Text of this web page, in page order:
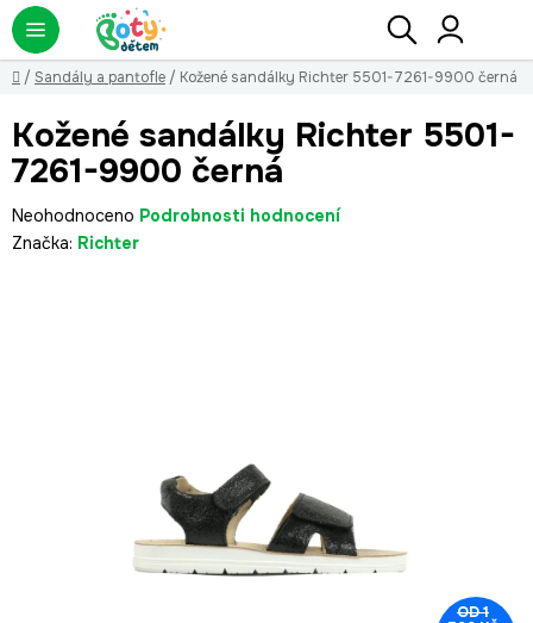
Přejít
na
obsah
Hledat
Domů
/ Sandály a pantofle / Kožené sandálky Richter 5501-7261-9900 černá
Kožené sandálky Richter 5501-
7261-9900 černá
Průměrné
hodnocení
Neohodnoceno Podrobnosti hodnocení
Značka: Richter
OD 1